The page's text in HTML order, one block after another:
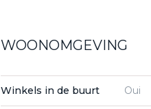
WOONOMGEVING
Winkels in de buurt Oui